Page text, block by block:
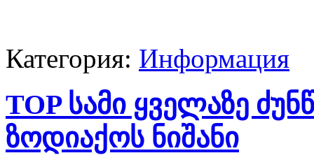
Категория: Информация
TOP სამი ყველაზე
ზოდიაქოს ნიშანი